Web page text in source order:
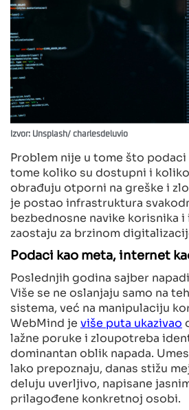
Izvor: Unsplash/ charlesdeluvio
Problem nije u tome što
tome koliko su dostupni i
obrađuju otporni na greške i
je postao infrastruktura
bezbednosne navike korisnika
zaostaju za brzinom
Podaci kao meta, internet
Poslednjih godina sajber
Više se ne oslanjaju samo na
sistema, već na manipulaciju
WebMind je više puta ukazivao
lažne poruke i zloupotreba
dominantan oblik napada.
lako prepoznaju, danas stižu
deluju uverljivo, napisane
prilagođene konkretnoj osobi.